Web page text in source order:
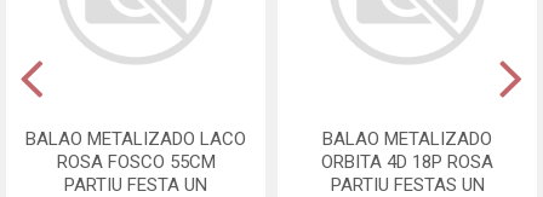
BALAO METALIZADO LACO
ROSA FOSCO 55CM
PARTIU FESTA UN
BALAO METALIZADO
ORBITA 4D 18P ROSA
PARTIU FESTAS UN